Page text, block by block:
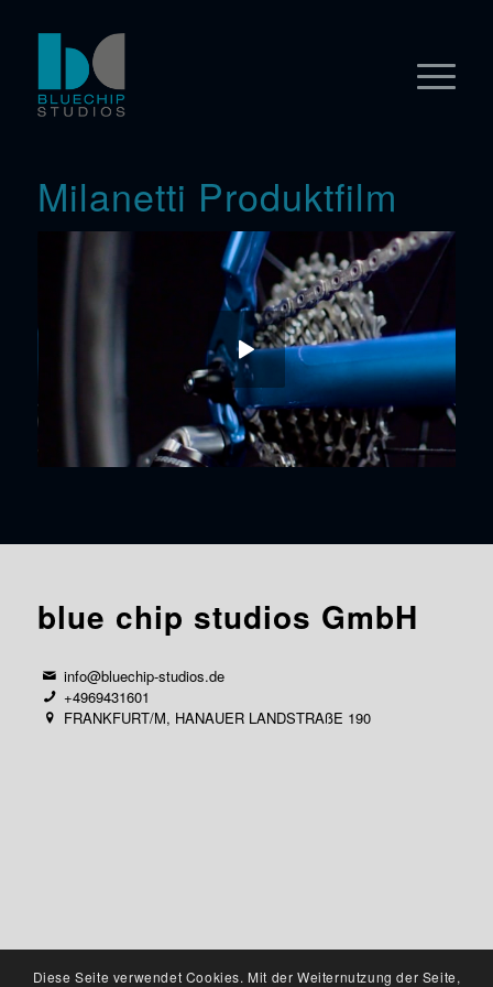
Milanetti Produktfilm
blue chip studios GmbH
info@bluechip-studios.de
+4969431601
FRANKFURT/M, HANAUER LANDSTRAßE 190
Diese Seite verwendet Cookies. Mit der Weiternutzung der Seite,